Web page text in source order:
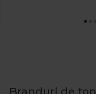
Branduri de top